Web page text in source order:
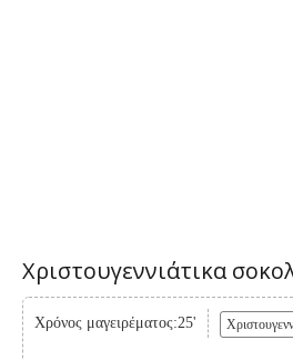
Χριστουγεννιάτικα
Χρόνος μαγειρέματος:25'